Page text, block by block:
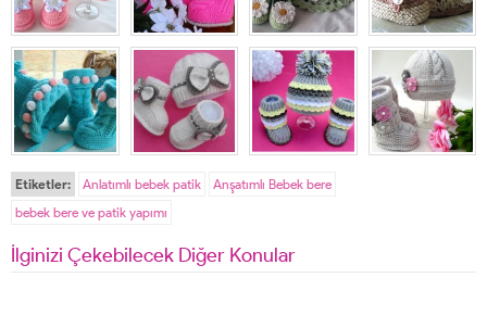
Etiketler: Anlatımlı bebek patik
Anşatımlı Bebek bere
bebek bere ve patik yapımı
İlginizi Çekebilecek Diğer Konular